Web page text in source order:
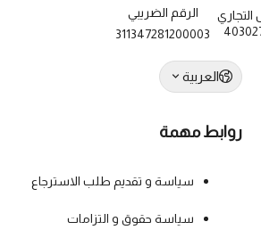
الرقم الضريبي
311347281200003
العربية
روابط مهمة
سياسة و تقديم طلب الاسترجاع
سياسة حقوق و التزامات